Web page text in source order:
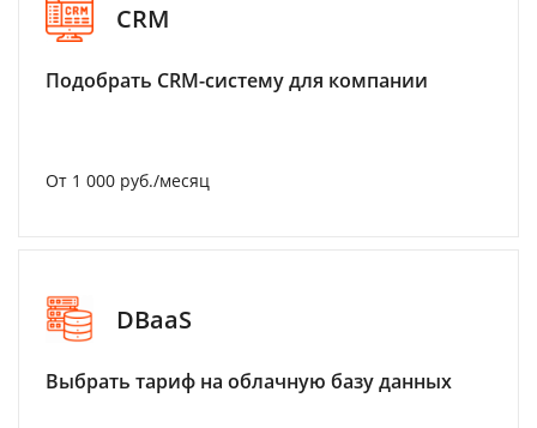
CRM
Подобрать CRM-систему для компании
От 1 000 руб./месяц
DBaaS
Выбрать тариф на облачную базу данных